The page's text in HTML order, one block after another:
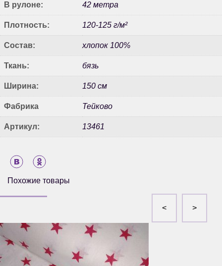
В рулоне: 42 метра
Плотность: 120-125 г/м²
Состав: хлопок 100%
Ткань: бязь
Ширина: 150 см
Фабрика Тейково
Артикул: 13461
Похожие товары